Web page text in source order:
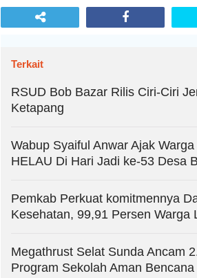
Terkait
RSUD Bob Bazar Rilis Ciri-Ciri
Ketapang
Wabup Syaiful Anwar Ajak
HELAU Di Hari Jadi ke-53 Desa
Pemkab Perkuat komitmennya
Kesehatan, 99,91 Persen Warga
Megathrust Selat Sunda Ancam
Program Sekolah Aman Bencana